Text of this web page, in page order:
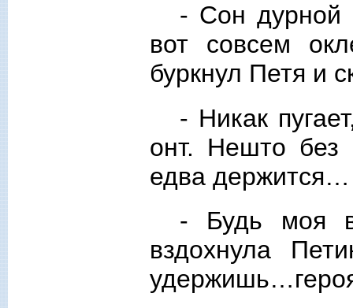
- Сон дурной
вот совсем
буркнул Петя и
- Никак
онт. Нешто без
едва держится…
- Будь моя
вздохнула